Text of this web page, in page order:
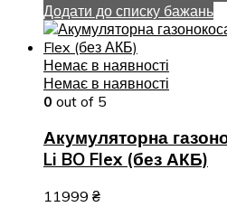
Додати до списку бажань
Немає в наявності
Немає в наявності
0 out of 5
Акумуляторна
Li BO Flex (без АКБ)
11999 ₴